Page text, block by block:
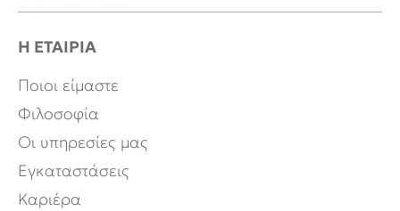
Η ΕΤΑΙΡΙΑ
Ποιοι είμαστε
Φιλοσοφία
Οι υπηρεσίες μας
Εγκαταστάσεις
Καριέρα